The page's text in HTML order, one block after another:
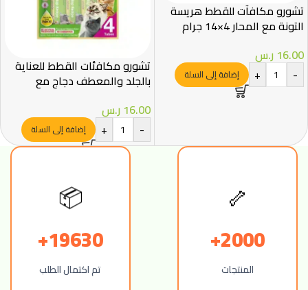
تشورو مكافآت للقطط هريسة
التونة مع المحار 4×14 جرام
16.00 ر.س
-
+ إضافة إلى السلة تشورو مكافئات القطط للعناية
بالجلد والمعطف دجاج مع
16.00 ر.س
-
+ إضافة إلى السلة
🦴
2000+
المنتجات
📦
19630+
تم اكتمال الطلب